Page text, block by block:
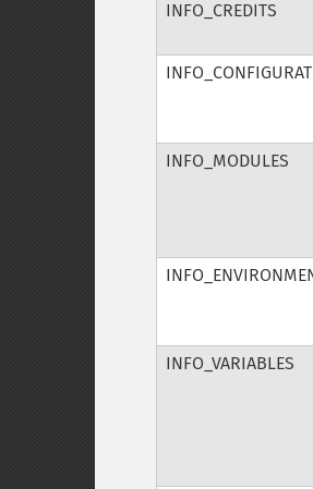
INFO_CREDITS
INFO_MODULES
INFO_VARIABLES